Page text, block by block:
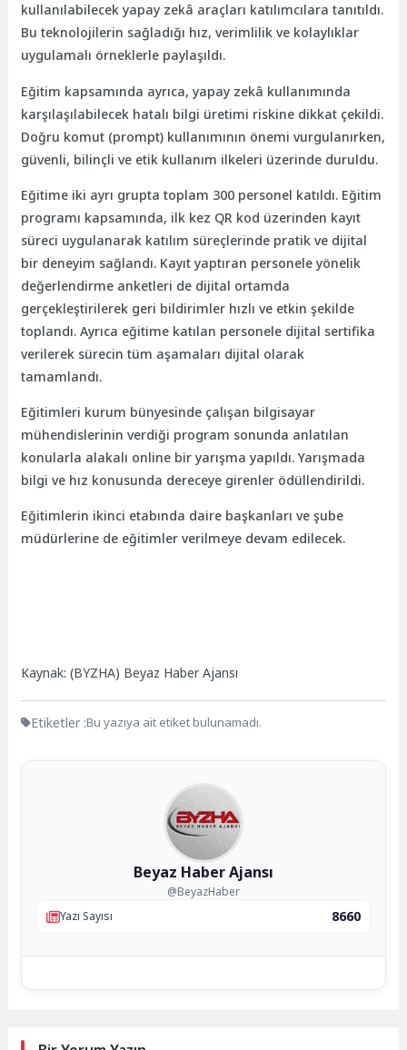
kullanılabilecek yapay zekâ araçları katılımcılara tanıtıldı.
Bu teknolojilerin sağladığı hız, verimlilik ve kolaylıklar
uygulamalı örneklerle paylaşıldı.
Eğitim kapsamında ayrıca, yapay zekâ kullanımında
karşılaşılabilecek hatalı bilgi üretimi riskine dikkat çekildi.
Doğru komut (prompt) kullanımının önemi vurgulanırken,
güvenli, bilinçli ve etik kullanım ilkeleri üzerinde duruldu.
Eğitime iki ayrı grupta toplam 300 personel katıldı. Eğitim
programı kapsamında, ilk kez QR kod üzerinden kayıt
süreci uygulanarak katılım süreçlerinde pratik ve dijital
bir deneyim sağlandı. Kayıt yaptıran personele yönelik
değerlendirme anketleri de dijital ortamda
gerçekleştirilerek geri bildirimler hızlı ve etkin şekilde
toplandı. Ayrıca eğitime katılan personele dijital sertifika
verilerek sürecin tüm aşamaları dijital olarak
tamamlandı.
Eğitimleri kurum bünyesinde çalışan bilgisayar
mühendislerinin verdiği program sonunda anlatılan
konularla alakalı online bir yarışma yapıldı. Yarışmada
bilgi ve hız konusunda dereceye girenler ödüllendirildi.
Eğitimlerin ikinci etabında daire başkanları ve şube
müdürlerine de eğitimler verilmeye devam edilecek.
Kaynak: (BYZHA) Beyaz Haber Ajansı
Etiketler :Bu yazıya ait etiket bulunamadı.
Beyaz Haber Ajansı
@BeyazHaber
Yazı Sayısı
8660